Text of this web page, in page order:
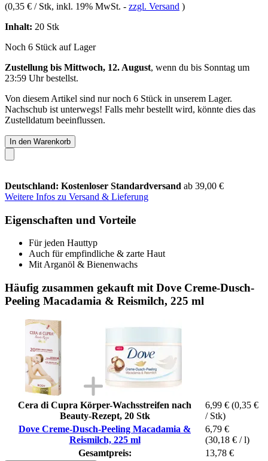
(0,35 € / Stk, inkl. 19% MwSt. - zzgl. Versand )
Inhalt: 20 Stk
Noch 6 Stück auf Lager
Zustellung bis Mittwoch, 12. August, wenn du bis Sonntag um
23:59 Uhrbestellst.
Von diesem Artikel sind nur noch 6 Stück in unserem Lager.
Nachschub ist unterwegs! Falls mehr bestellt wird, könnte dies das
Zustelldatum beeinflussen.
In den Warenkorb
Deutschland: Kostenloser Standardversand ab 39,00 €
Weitere Infos zu Versand & Lieferung
Eigenschaften und Vorteile
Für jeden Hauttyp
Auch für empfindliche & zarte Haut
Mit Arganöl & Bienenwachs
Häufig zusammen gekauft mit Dove Creme-Dusch-
Peeling Macadamia & Reismilch, 225 ml
Cera di Cupra Körper-Wachsstreifen nach
Beauty-Rezept, 20 Stk
6,99 € (0,35 €
/ Stk)
Dove Creme-Dusch-Peeling Macadamia &
Reismilch, 225 ml
6,79 €
(30,18 € / l)
Gesamtpreis:
13,78 €